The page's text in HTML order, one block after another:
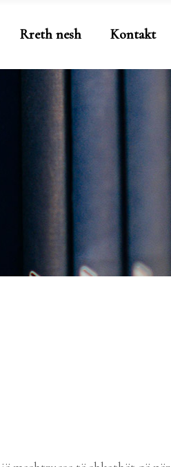
Rreth nesh Kontakt